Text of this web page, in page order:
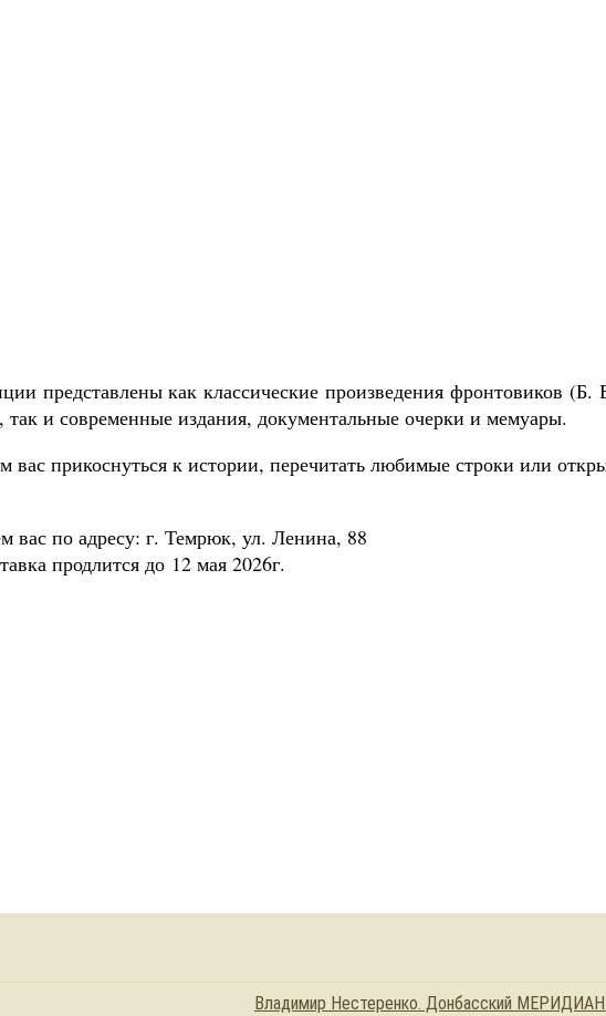
представлены как классические произведения фронтовиков
и современные издания, документальные очерки и мемуары.
вас прикоснуться к истории, перечитать любимые строки или
вас по адресу: г. Темрюк, ул. Ленина, 88
продлится до 12 мая 2026г.
Владимир Нестеренко. Донбасский